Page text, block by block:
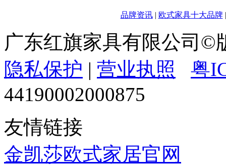
品牌资讯 | 欧式家具十大品牌 |
广东红旗家具有限公司
隐私保护 | 营业执照
粤
44190002000875
友情链接
金凯莎欧式家居官网